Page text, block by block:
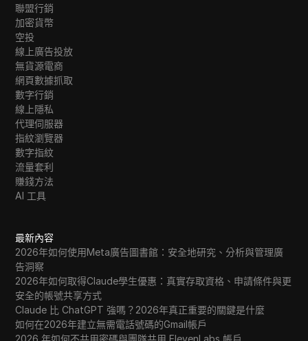
聯盟行銷
加密貨幣
空投
線上廣告投放
無貨源電商
網頁數據抓取
數字行銷
線上隱私
代理伺服器
指紋瀏覽器
數字指紋
流量套利
賺錢方法
AI 工具
最新內容
2026年如何使用Meta廣告圖書館：安全地研究、分析與管理廣
告洞察
2026年如何取得Claude學生優惠：真實存取資格、申請條件與更
安全的帳號共享方式
Claude 比 ChatGPT 強嗎？2026年真正重要的關鍵是什麼
如何在2026年建立無需電話號碼的Gmail帳戶
2026 年如何不共用密碼與團隊共用 ElevenLabs 帳戶